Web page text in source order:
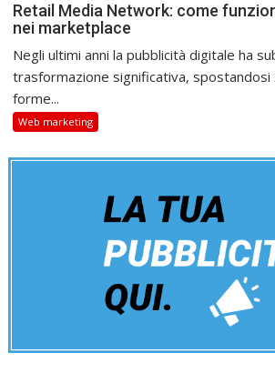
Retail Media Network: come
nei marketplace
Negli ultimi anni la pubblicità digitale ha
trasformazione significativa,
forme...
Web marketing